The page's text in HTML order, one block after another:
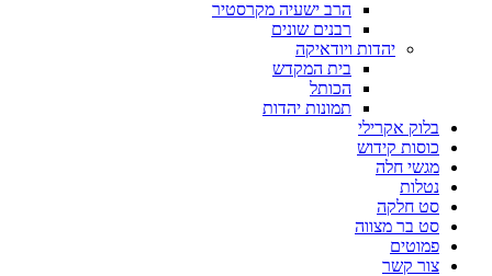
הרב ישעיה מקרסטיר
רבנים שונים
יהדות ויודאיקה
בית המקדש
הכותל
תמונות יהדות
בלוק אקרילי
כוסות קידוש
מגשי חלה
נטלות
סט חלקה
סט בר מצווה
פמוטים
צור קשר